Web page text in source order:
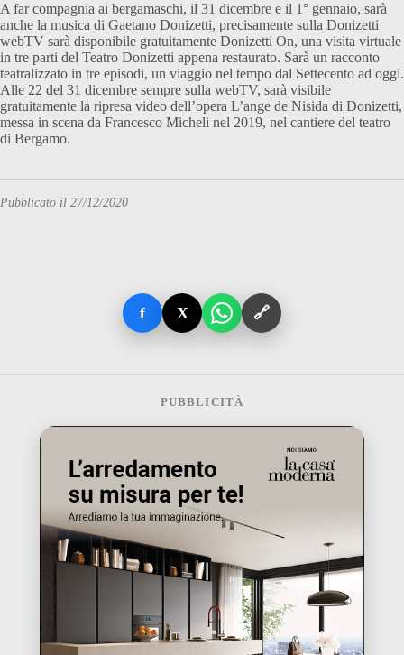
A far compagnia ai bergamaschi, il 31 dicembre e il 1° gennaio, sarà
anche la musica di Gaetano Donizetti, precisamente sulla Donizetti
webTV sarà disponibile gratuitamente Donizetti On, una visita virtuale
in tre parti del Teatro Donizetti appena restaurato. Sarà un racconto
teatralizzato in tre episodi, un viaggio nel tempo dal Settecento ad oggi.
Alle 22 del 31 dicembre sempre sulla webTV, sarà visibile
gratuitamente la ripresa video dell’opera L’ange de Nisida di Donizetti,
messa in scena da Francesco Micheli nel 2019, nel cantiere del teatro
di Bergamo.
Pubblicato il 27/12/2020
f X 🔗
PUBBLICITÀ